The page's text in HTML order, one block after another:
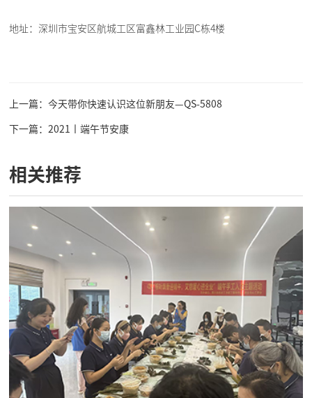
地址：深圳市宝安区航城工区富鑫林工业园C栋4楼
上一篇：今天带你快速认识这位新朋友—QS-5808
下一篇：2021丨端午节安康
相关推荐